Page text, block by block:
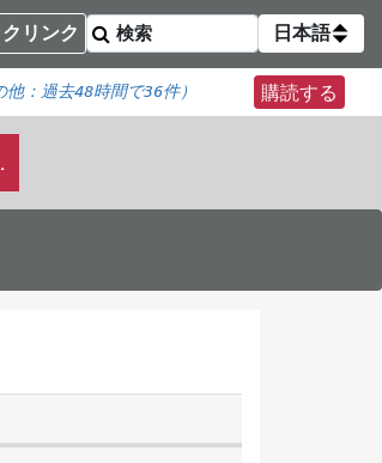
リンク 日本語
他： 過去48時間で36件） 購読する